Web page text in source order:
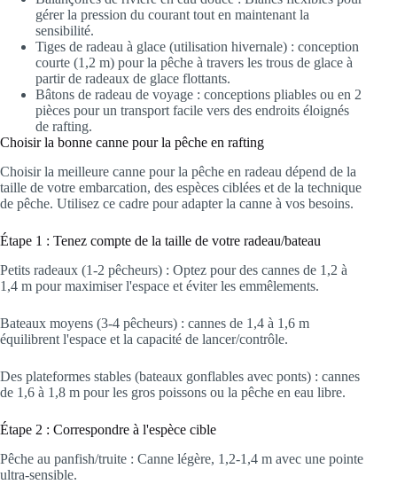
gérer la pression du courant tout en maintenant la
sensibilité.
Tiges de radeau à glace (utilisation hivernale) : conception
courte (1,2 m) pour la pêche à travers les trous de glace à
partir de radeaux de glace flottants.
Bâtons de radeau de voyage : conceptions pliables ou en 2
pièces pour un transport facile vers des endroits éloignés
de rafting.
Choisir la bonne canne pour la pêche en rafting
Choisir la meilleure canne pour la pêche en radeau dépend de la
taille de votre embarcation, des espèces ciblées et de la technique
de pêche. Utilisez ce cadre pour adapter la canne à vos besoins.
Étape 1 : Tenez compte de la taille de votre radeau/bateau
Petits radeaux (1-2 pêcheurs) : Optez pour des cannes de 1,2 à
1,4 m pour maximiser l'espace et éviter les emmêlements.
Bateaux moyens (3-4 pêcheurs) : cannes de 1,4 à 1,6 m
équilibrent l'espace et la capacité de lancer/contrôle.
Des plateformes stables (bateaux gonflables avec ponts) : cannes
de 1,6 à 1,8 m pour les gros poissons ou la pêche en eau libre.
Étape 2 : Correspondre à l'espèce cible
Pêche au panfish/truite : Canne légère, 1,2-1,4 m avec une pointe
ultra-sensible.